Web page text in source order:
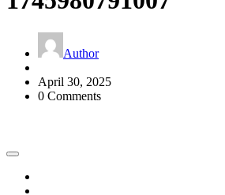
Author
April 30, 2025
0 Comments